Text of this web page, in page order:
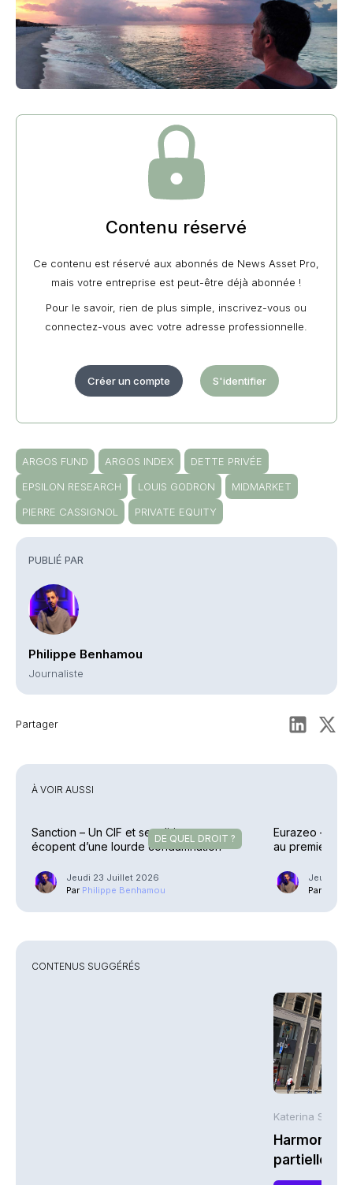
PUBLIÉ PAR
Philippe Benhamou
Journaliste
Partager
Contenu réservé
Ce contenu est réservé aux abonnés de News Asset Pro,
mais votre entreprise est peut-être déjà abonnée !
Pour le savoir, rien de plus simple, inscrivez-vous ou
connectez-vous avec votre adresse professionnelle.
Créer un compte S'identifier
ARGOS FUND ARGOS INDEX
DETTE PRIVÉE
EPSILON RESEARCH
LOUIS GODRON
MIDMARKET
PIERRE CASSIGNOL
PRIVATE EQUITY
À VOIR AUSSI
DE QUEL DROIT ?
Sanction – Un CIF et ses dirigeants
écopent d’une lourde condamnation
Jeudi 23 Juillet 2026
Par Philippe Benhamou
Eurazeo –
au premier
Jeudi 23
Par
CONTENUS SUGGÉRÉS
Katerina
Harmonie
partielle du
MTCAT